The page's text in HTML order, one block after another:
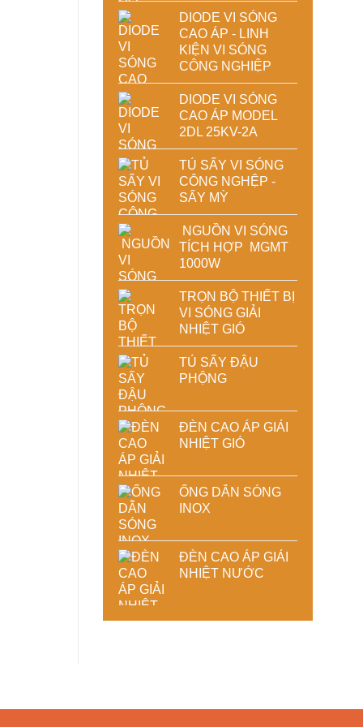
DIODE VI SÓNG
CAO ÁP - LINH
KIỆN VI SÓNG
CÔNG NGHIỆP
DIODE VI SÓNG
CAO ÁP MODEL
2DL 25KV-2A
TỦ SẤY VI SÓNG
CÔNG NGHỆP -
SẤY MỲ
NGUỒN VI SÓNG
TÍCH HỢP MGMT
1000W
TRỌN BỘ THIẾT BỊ
VI SÓNG GIẢI
NHIỆT GIÓ
TỦ SẤY ĐẬU
PHỘNG
ĐÈN CAO ÁP GIẢI
NHIỆT GIÓ
ỐNG DẪN SÓNG
INOX
ĐÈN CAO ÁP GIẢI
NHIỆT NƯỚC